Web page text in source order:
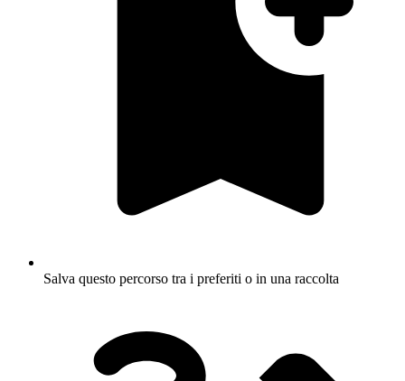
Salva questo percorso tra i preferiti o in una raccolta